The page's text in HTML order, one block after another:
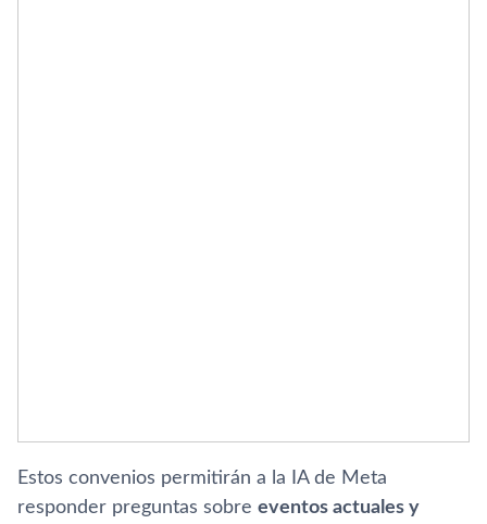
Estos convenios permitirán a la IA de Meta
responder preguntas sobre eventos actuales y